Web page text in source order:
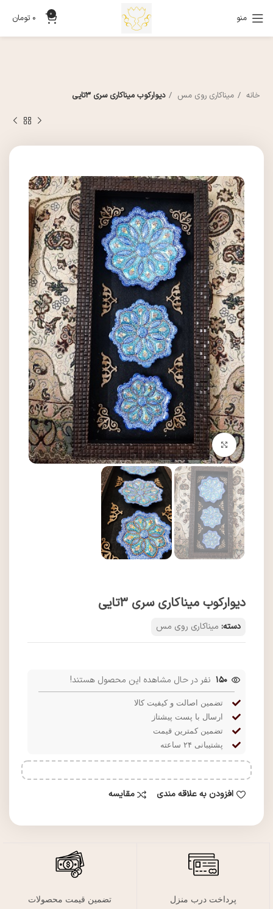
منو 0
0 تومان
خانه میناکاری روی مس دیوارکوب میناکاری سری 3تایی
بزرگنمایی تصویر
دیوارکوب میناکاری سری 3تایی
دسته: میناکاری روی مس
150 نفر در حال مشاهده این محصول هستند!
تضمین اصالت و کیفیت کالا
ارسال با پست پیشتاز
تضمین کمترین قیمت
پشتیبانی ۲۴ ساعته
افزودن به علاقه مندی مقایسه
پرداخت درب منزل تضمین قیمت محصولات